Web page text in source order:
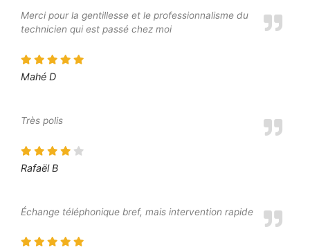
Merci pour la gentillesse et le professionnalisme du
technicien qui est passé chez moi
Mahé D
Très polis
Rafaël B
Échange téléphonique bref, mais intervention rapide